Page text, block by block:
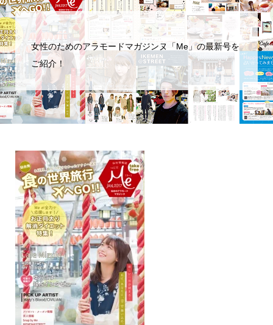
女性のためのアラモードマガジンヌ「Me」の最新号を
ご紹介！